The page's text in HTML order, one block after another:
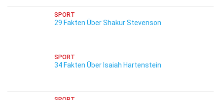
SPORT
29 Fakten Über Shakur Stevenson
SPORT
34 Fakten Über Isaiah Hartenstein